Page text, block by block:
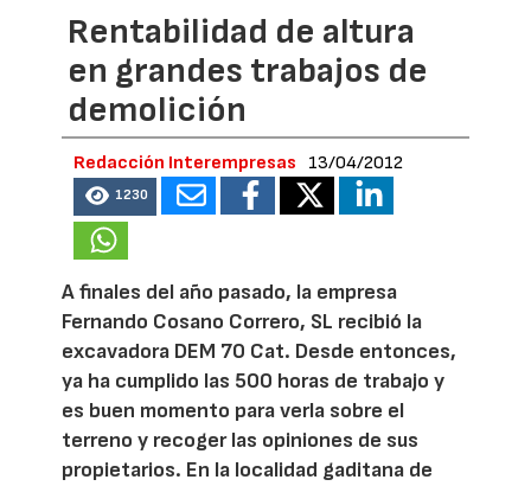
Rentabilidad de altura
en grandes trabajos de
demolición
Redacción Interempresas 13/04/2012
1230
A finales del año pasado, la empresa
Fernando Cosano Correro, SL recibió la
excavadora DEM 70 Cat. Desde entonces,
ya ha cumplido las 500 horas de trabajo y
es buen momento para verla sobre el
terreno y recoger las opiniones de sus
propietarios. En la localidad gaditana de